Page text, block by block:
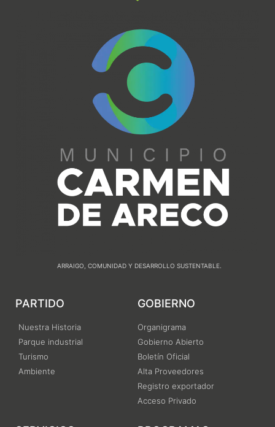
ARRAIGO, COMUNIDAD Y DESARROLLO SUSTENTABLE.
PARTIDO
Nuestra Historia
Parque industrial
Turismo
Ambiente
GOBIERNO
Organigrama
Gobierno Abierto
Boletín Oficial
Alta Proveedores
Registro exportador
Acceso Privado